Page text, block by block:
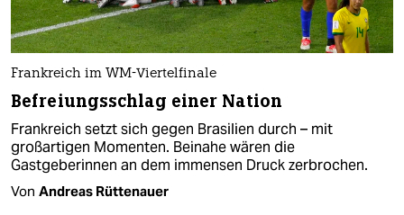
Frankreich im WM-Viertelfinale
Befreiungsschlag einer Nation
Frankreich setzt sich gegen Brasilien durch – mit
großartigen Momenten. Beinahe wären die
Gastgeberinnen an dem immensen Druck zerbrochen.
Von Andreas Rüttenauer